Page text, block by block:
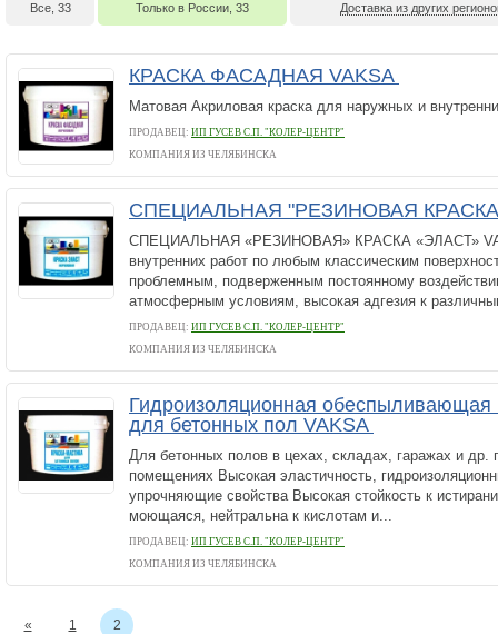
Все, 33 Только в России, 33 Доставка из других
КРАСКА ФАСАДНАЯ VAKSA
Матовая Акриловая краска для наружных и
ПРОДАВЕЦ: ИП ГУСЕВ С.П. "КОЛЕР-ЦЕНТР"
КОМПАНИЯ ИЗ ЧЕЛЯБИНСКА
СПЕЦИАЛЬНАЯ "РЕЗИНОВАЯ КРАСКА
СПЕЦИАЛЬНАЯ «РЕЗИНОВАЯ» КРАСКА «ЭЛАСТ»
внутренних работ по любым классическим
проблемным, подверженным постоянному
атмосферным условиям, высокая адгезия к
ПРОДАВЕЦ: ИП ГУСЕВ С.П. "КОЛЕР-ЦЕНТР"
КОМПАНИЯ ИЗ ЧЕЛЯБИНСКА
Гидроизоляционная обеспыливающая
для бетонных пол VAKSA
Для бетонных полов в цехах, складах, гаражах и др.
помещениях Высокая эластичность,
упрочняющие свойства Высокая стойкость к
моющаяся, нейтральна к кислотам и...
ПРОДАВЕЦ: ИП ГУСЕВ С.П. "КОЛЕР-ЦЕНТР"
КОМПАНИЯ ИЗ ЧЕЛЯБИНСКА
« 1 2